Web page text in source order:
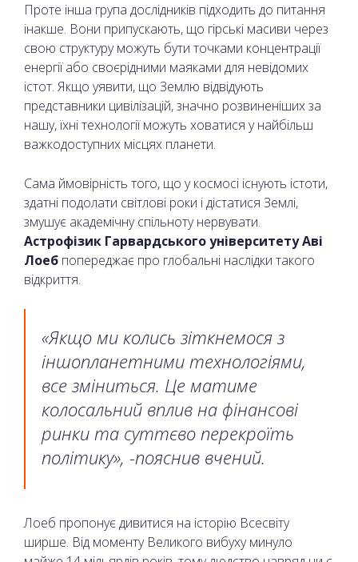
Проте інша група дослідників підходить до питання
інакше. Вони припускають, що гірські масиви через
свою структуру можуть бути точками концентрації
енергії або своєрідними маяками для невідомих
істот. Якщо уявити, що Землю відвідують
представники цивілізацій, значно розвиненіших за
нашу, їхні технології можуть ховатися у найбільш
важкодоступних місцях планети.
Сама ймовірність того, що у космосі існують істоти,
здатні подолати світлові роки і дістатися Землі,
змушує академічну спільноту нервувати.
Астрофізик Гарвардського університету Аві
Лоеб попереджає про глобальні наслідки такого
відкриття.
«Якщо ми колись зіткнемося з
іншопланетними технологіями,
все зміниться. Це матиме
колосальний вплив на фінансові
ринки та суттєво перекроїть
політику», -пояснив вчений.
Лоеб пропонує дивитися на історію Всесвіту
ширше. Від моменту Великого вибуху минуло